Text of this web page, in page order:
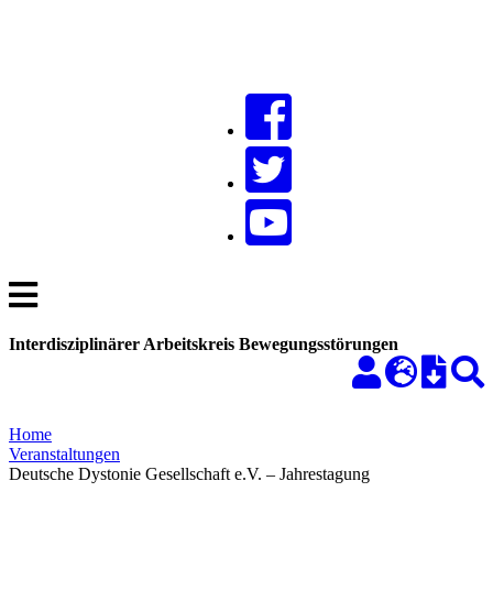
Interdisziplinärer Arbeitskreis Bewegungsstörungen
Home
Veranstaltungen
Deutsche Dystonie Gesellschaft e.V. – Jahrestagung